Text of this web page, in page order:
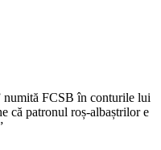
numită FCSB în conturile lui
că patronul roș-albaștrilor e